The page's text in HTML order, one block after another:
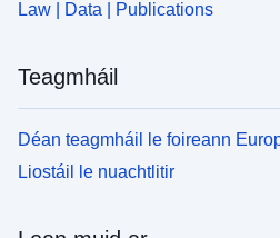
Law | Data | Publications
Teagmháil
Déan teagmháil le foireann
Liostáil le nuachtlitir